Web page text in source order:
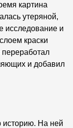
картина
утеряной,
исследование и
краски
переработал
и добавил
историю. На ней